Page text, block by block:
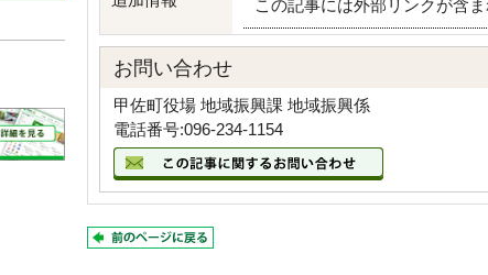
この記事には外部リンクが含ま
お問い合わせ
甲佐町役場 地域振興課 地域振興係
電話番号:096-234-1154